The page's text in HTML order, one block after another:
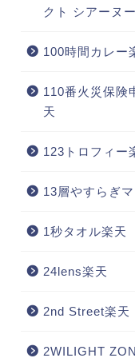
クト シアーヌ
100時間カレー
110番火災保険
天
123トロフィー
13層やすらぎ
1秒タオル楽天
24lens楽天
2nd Street楽天
2WILIGHT